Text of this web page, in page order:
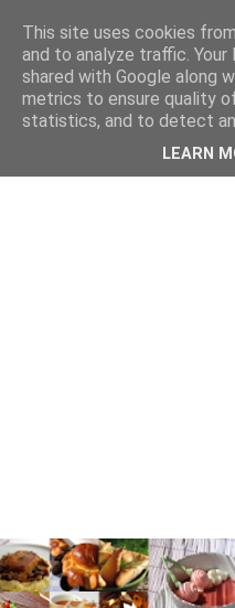
This site uses cookies
and to analyze traffic.
shared with Google along
metrics to ensure quality
statistics, and to detect
LEARN